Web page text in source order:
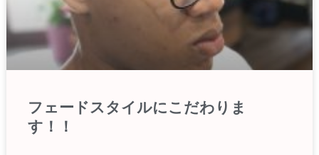
フェードスタイルにこだわりま
す！！